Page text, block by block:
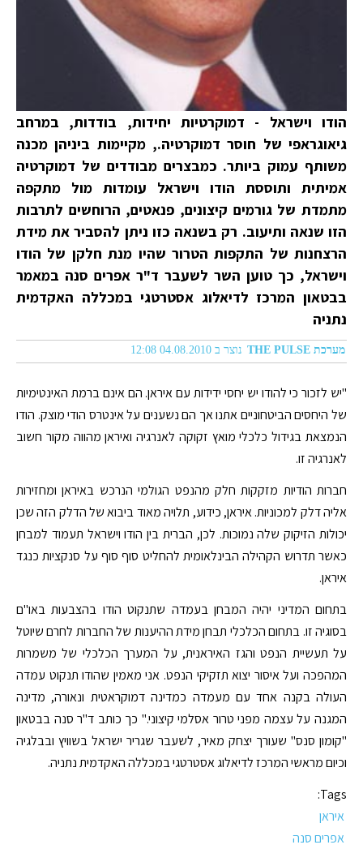
הודו וישראל - דמוקרטיות יחידות, בודדות, במרחב
גיאוגראפי של חוסר דמוקרטיה., מקיימות ביניהן מכנה
משותף עמוק ביותר. כמבצרים מבודדים של דמוקרטיה
אמיתית ותוססת הודו וישראל עומדות מול מתקפה
מתמדת של גורמים קיצונים, פנאטים, הרוחשים לתרבות
הזו שנאה ותיעוב. רק בשנאה כזו ניתן להסביר את מידת
הרצחנות של התקפות הטרור שהיו מנת חלקן של הודו
וישראל, כך טוען השר לשעבר ד"ר אפרים סנה במאמר
בבטאון המרכז לדיאלוג אסטרטגי במכללה האקדמית
נתניה
מערכת THE PULSE נוצר ב 04.08.2010 12:08
"יש לזכור כי להודו יש יחסי ידידות עם איראן. הם אינם ברמת האינטימיות
של היחסים הביטחוניים אתנו אך הם נשענים על אינטרס הודי מוצק. הודו
הנמצאת בגידול כלכלי מואץ זקוקה לאנרגיה ואיראן מהווה מקור חשוב
לאנרגיה זו.
חברות הודיות מזקקות חלק מהנפט הגולמי הנרכש באיראן ומחזירות
אליה דלק למכוניות. איראן, כידוע, תלויה מאוד ביבוא של הדלק הזה שכן
יכולות הזיקוק שלה נמוכות. לכן, הברית בין הודו וישראל תעמוד למבחן
כאשר תדרוש הקהילה הבינלאומית להחליט סוף סוף על סנקציות כנגד
איראן.
בתחום המדיני יהיה המבחן בעמדה שתנקוט הודו בהצבעות באו"ם
בסוגיה זו. בתחום הכלכלי תבחן מידת ההיענות של החברות לחרם שיוטל
על תעשיית הנפט והגז האיראנית, על המערך הכלכלי של משמרות
המהפכה ועל איסור יצוא תזקיקי הנפט. אני מאמין שהודו תנקוט עמדה
העולה בקנה אחד עם מעמדה כמדינה דמוקראטית ונאורה, מדינה
המגנה על עצמה מפני טרור אסלמי קיצוני." כך כותב ד"ר סנה בבטאון
"קומון סנס" שעורך יצחק מאיר, לשעבר שגריר ישראל בשוויץ ובבלגיה
וכיום מראשי המרכז לדיאלוג אסטרטגי במכללה האקדמית נתניה.
Tags:
איראן
אפרים סנה